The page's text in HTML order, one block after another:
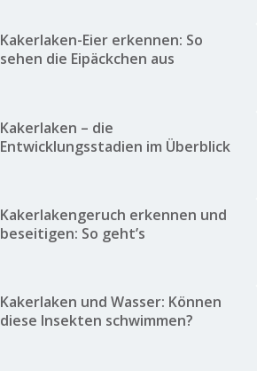
Kakerlaken-Eier erkennen: So
sehen die Eipäckchen aus
Kakerlaken – die
Entwicklungsstadien im Überblick
Kakerlakengeruch erkennen und
beseitigen: So geht’s
Kakerlaken und Wasser: Können
diese Insekten schwimmen?